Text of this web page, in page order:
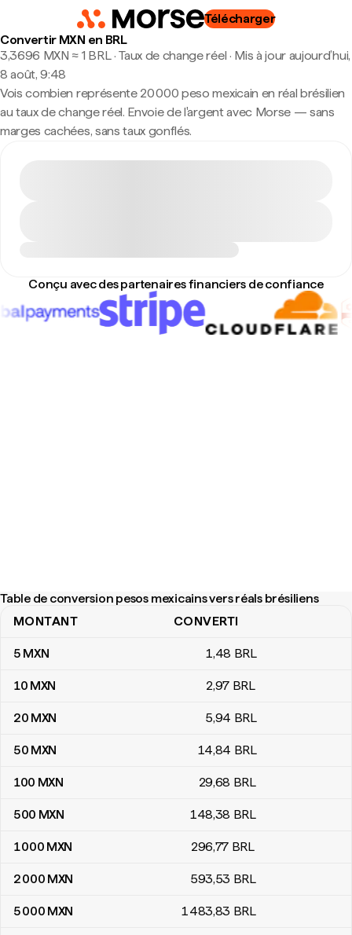
Télécharger
Convertir MXN en BRL
3,3696 MXN ≈ 1 BRL · Taux de change réel · Mis à jour aujourd’hui,
8 août, 9:48
Vois combien représente 20 000 peso mexicain en réal brésilien
au taux de change réel. Envoie de l'argent avec Morse — sans
marges cachées, sans taux gonflés.
Conçu avec des partenaires financiers de confiance
Table de conversion pesos mexicains vers réals brésiliens
Table de conversion pesos mexicains vers réals brésiliens
MONTANT CONVERTI
5 MXN 1,48 BRL
10 MXN 2,97 BRL
20 MXN 5,94 BRL
50 MXN 14,84 BRL
100 MXN 29,68 BRL
500 MXN 148,38 BRL
1 000 MXN 296,77 BRL
2 000 MXN 593,53 BRL
5 000 MXN 1 483,83 BRL